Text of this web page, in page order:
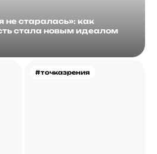
старалась»: как
стала новым идеалом
#точказрения